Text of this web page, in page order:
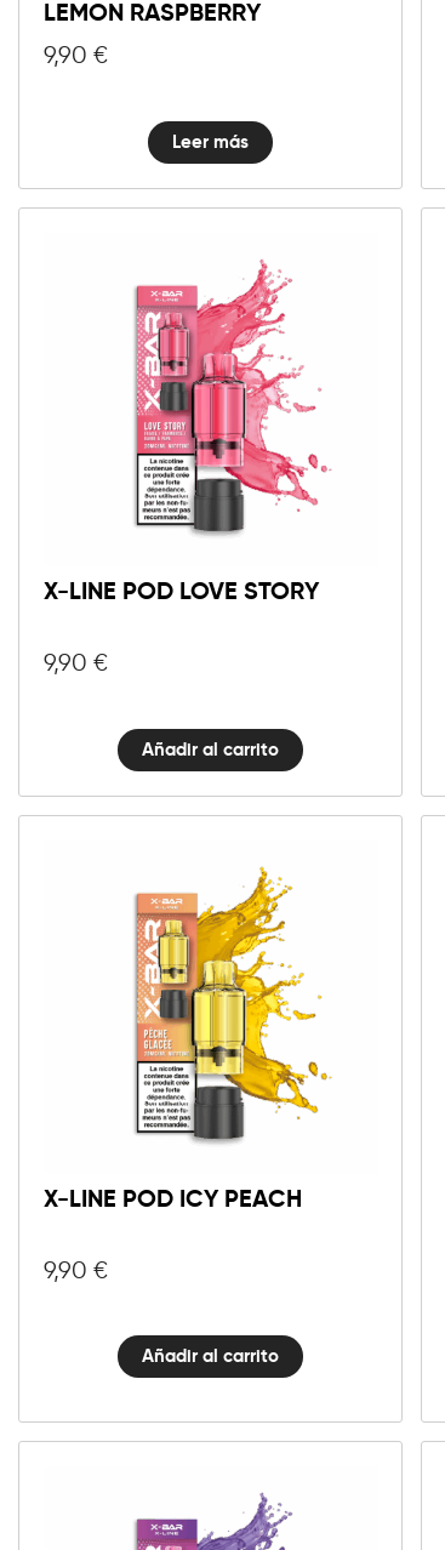
LEMON RASPBERRY
9,90 €
Leer más
X-LINE POD LOVE STORY
9,90 €
10mg 20mg
Line
Love
Story
Añadir al carrito
X-LINE POD ICY PEACH
9,90 €
10mg 20mg
Line
Icy
Añadir al carrito